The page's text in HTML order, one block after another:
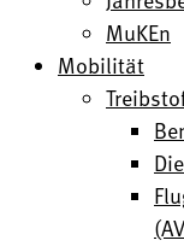
MuKEn
Mobilität